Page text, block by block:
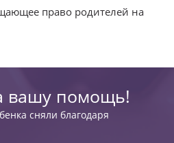
право родителей на
вашу помощь!
сняли благодаря